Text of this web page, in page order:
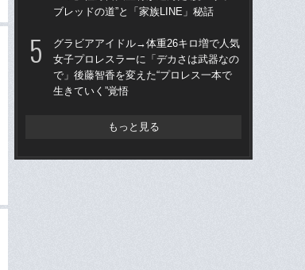
ブレッドの道”と「家族LINE」秘話
グラビアアイドル→体重26キロ増で人気
女子プロレスラーに「デカさは武器なの
で」後藤智香を変えた“プロレス一本で
生きていく”覚悟
もっと見る